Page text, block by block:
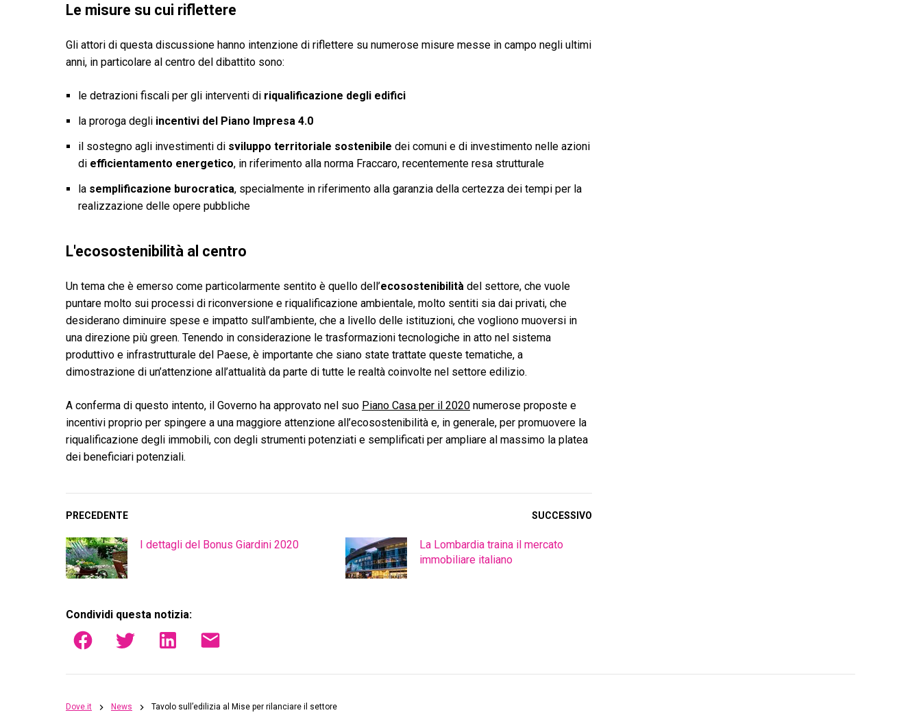
Le misure su cui riflettere
Gli attori di questa discussione hanno intenzione di riflettere su numerose misure messe in campo negli ultimi
anni, in particolare al centro del dibattito sono:
le detrazioni fiscali per gli interventi di riqualificazione degli edifici
la proroga degli incentivi del Piano Impresa 4.0
il sostegno agli investimenti di sviluppo territoriale sostenibile dei comuni e di investimento nelle azioni
di efficientamento energetico, in riferimento alla norma Fraccaro, recentemente resa strutturale
la semplificazione burocratica, specialmente in riferimento alla garanzia della certezza dei tempi per la
realizzazione delle opere pubbliche
L'ecosostenibilità al centro
Un tema che è emerso come particolarmente sentito è quello dell’ecosostenibilità del settore, che vuole
puntare molto sui processi di riconversione e riqualificazione ambientale, molto sentiti sia dai privati, che
desiderano diminuire spese e impatto sull’ambiente, che a livello delle istituzioni, che vogliono muoversi in
una direzione più green. Tenendo in considerazione le trasformazioni tecnologiche in atto nel sistema
produttivo e infrastrutturale del Paese, è importante che siano state trattate queste tematiche, a
dimostrazione di un’attenzione all’attualità da parte di tutte le realtà coinvolte nel settore edilizio.
A conferma di questo intento, il Governo ha approvato nel suo Piano Casa per il 2020 numerose proposte e
incentivi proprio per spingere a una maggiore attenzione all’ecosostenibilità e, in generale, per promuovere la
riqualificazione degli immobili, con degli strumenti potenziati e semplificati per ampliare al massimo la platea
dei beneficiari potenziali.
PRECEDENTE
I dettagli del Bonus Giardini 2020
SUCCESSIVO
La Lombardia traina il mercato
immobiliare italiano
Condividi questa notizia:
Dove.it News Tavolo sull’edilizia al Mise per rilanciare il settore